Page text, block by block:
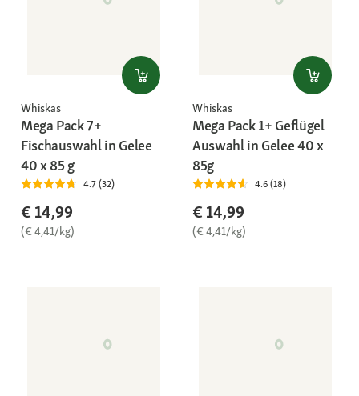
Whiskas
Mega Pack 7+
Fischauswahl in Gelee
40 x 85 g
4.7 (32)
€ 14,99
(€ 4,41/kg)
Whiskas
Mega Pack 1+ Geflügel
Auswahl in Gelee 40 x
85g
4.6 (18)
€ 14,99
(€ 4,41/kg)